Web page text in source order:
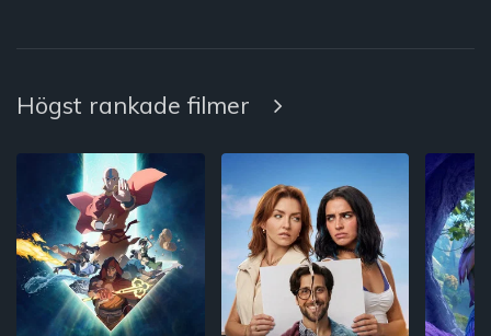
Högst rankade filmer